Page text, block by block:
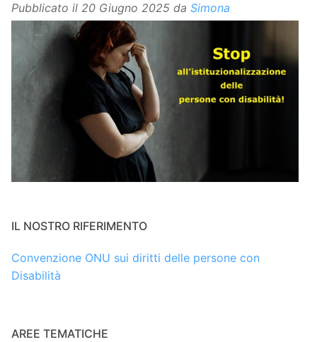
Pubblicato il 20 Giugno 2025 da Simona
IL NOSTRO RIFERIMENTO
Convenzione ONU sui diritti delle persone con
Disabilità
AREE TEMATICHE